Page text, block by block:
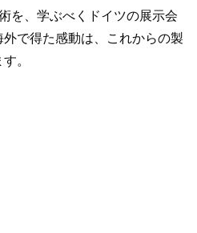
を、学ぶべくドイツの展示会
で得た感動は、これからの製
。